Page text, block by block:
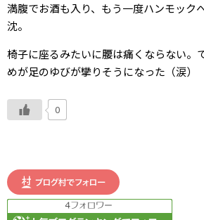
満腹でお酒も入り、もう一度ハンモック
沈。
椅子に座るみたいに腰は痛くならない。
めが足のゆびが攣りそうになった（涙）
0